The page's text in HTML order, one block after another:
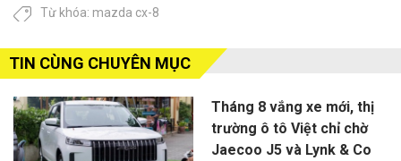
Từ khóa: mazda cx-8
TIN CÙNG CHUYÊN MỤC
Tháng 8 vắng xe mới, thị
trường ô tô Việt chỉ chờ
Jaecoo J5 và Lynk & Co